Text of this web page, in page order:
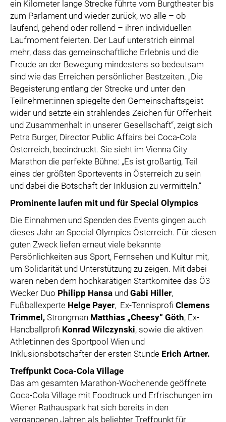
ein Kilometer lange Strecke führte vom Burgtheater bis
zum Parlament und wieder zurück, wo alle – ob
laufend, gehend oder rollend – ihren individuellen
Laufmoment feierten. Der Lauf unterstrich einmal
mehr, dass das gemeinschaftliche Erlebnis und die
Freude an der Bewegung mindestens so bedeutsam
sind wie das Erreichen persönlicher Bestzeiten. „Die
Begeisterung entlang der Strecke und unter den
Teilnehmer:innen spiegelte den Gemeinschaftsgeist
wider und setzte ein strahlendes Zeichen für Offenheit
und Zusammenhalt in unserer Gesellschaft“, zeigt sich
Petra Burger, Director Public Affairs bei Coca-Cola
Österreich, beeindruckt. Sie sieht im Vienna City
Marathon die perfekte Bühne: „Es ist großartig, Teil
eines der größten Sportevents in Österreich zu sein
und dabei die Botschaft der Inklusion zu vermitteln.“
Prominente laufen mit und für Special Olympics
Die Einnahmen und Spenden des Events gingen auch
dieses Jahr an Special Olympics Österreich. Für diesen
guten Zweck liefen erneut viele bekannte
Persönlichkeiten aus Sport, Fernsehen und Kultur mit,
um Solidarität und Unterstützung zu zeigen. Mit dabei
waren neben dem hochkarätigen Startkomitee das Ö3
Wecker Duo Philipp Hansa und Gabi Hiller,
Fußballexperte Helge Payer, Ex-Tennisprofi Clemens
Trimmel, Strongman Matthias „Cheesy“ Göth, Ex-
Handballprofi Konrad Wilczynski, sowie die aktiven
Athlet:innen des Sportpool Wien und
Inklusionsbotschafter der ersten Stunde Erich Artner.
Treffpunkt Coca-Cola Village
Das am gesamten Marathon-Wochenende geöffnete
Coca-Cola Village mit Foodtruck und Erfrischungen im
Wiener Rathauspark hat sich bereits in den
vergangenen Jahren als beliebter Treffpunkt für